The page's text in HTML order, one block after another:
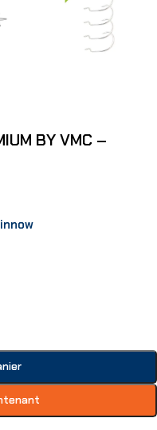
BY VMC –